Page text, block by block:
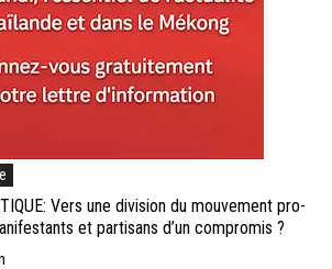
Vers une division du mouvement pro-
et partisans d’un compromis ?